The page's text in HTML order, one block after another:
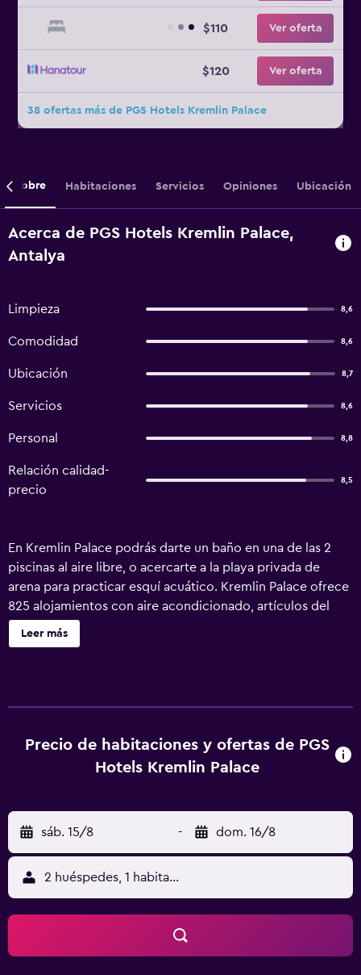
$110 Ver oferta
$120 Ver oferta
38 ofertas más de PGS Hotels Kremlin Palace
Sobre Habitaciones Servicios Opiniones Ubicación
Acerca de PGS Hotels Kremlin Palace,
Antalya
Limpieza 8,6
Comodidad 8,6
Ubicación 8,7
Servicios 8,6
Personal 8,8
Relación calidad-
precio
8,5
En Kremlin Palace podrás darte un baño en una de las 2
piscinas al aire libre, o acercarte a la playa privada de
arena para practicar esquí acuático. Kremlin Palace ofrece
825 alojamientos con aire acondicionado, artículos del
minibar gratis y caja fuerte. Las habitaciones disponen de
balcón. Se ofrece una Smart TV con canales por satélite.
habitaciones también incluyen botella de agua gratuita y
cafetera y tetera. Se ofrece servicio de limpieza todos los
al aire libre además de piscina cubierta. Además de una
piscina infantil, los servicios de ocio y esparcimiento
incluyen sauna y gimnasio. Se pueden practicar las
actividades de ocio y esparcimiento que se indican más
abajo en las instalaciones o cerca del alojamiento (es
posible que se aplique un recargo).
Leer más
Precio de habitaciones y ofertas de PGS
Hotels Kremlin Palace
sáb. 15/8 - dom. 16/8
2 huéspedes, 1 habitación